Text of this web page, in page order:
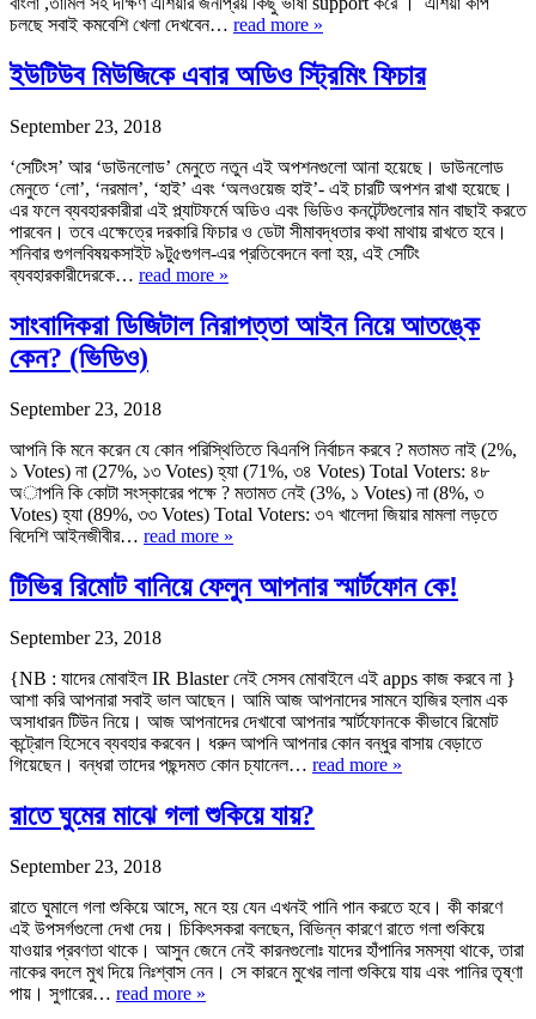
চলছে সবাই কমবেশি খেলা দেখবেন… read more »
ইউটিউব মিউজিকে এবার অডিও স্ট্রিমিং ফিচার
September 23, 2018
‘সেটিংস’ আর ‘ডাউনলোড’ মেনুতে নতুন এই অপশনগুলো আনা হয়েছে। ডাউনলোড
মেনুতে ‘লো’, ‘নরমাল’, ‘হাই’ এবং ‘অলওয়েজ হাই’- এই চারটি অপশন রাখা হয়েছে।
এর ফলে ব্যবহারকারীরা এই প্ল্যাটফর্মে অডিও এবং ভিডিও কনটেন্টগুলোর মান বাছাই করতে
পারবেন। তবে এক্ষেত্রে দরকারি ফিচার ও ডেটা সীমাবদ্ধতার কথা মাথায় রাখতে হবে।
শনিবার গুগলবিষয়কসাইট ৯টু৫গুগল-এর প্রতিবেদনে বলা হয়, এই সেটিং
ব্যবহারকারীদেরকে… read more »
সাংবাদিকরা ডিজিটাল নিরাপত্তা আইন নিয়ে আতঙ্কে
কেন? (ভিডিও)
September 23, 2018
আপনি কি মনে করেন যে কোন পরিস্থিতিতে বিএনপি নির্বাচন করবে ? মতামত নাই (2%,
১ Votes) না (27%, ১৩ Votes) হ্যা (71%, ৩৪ Votes) Total Voters: ৪৮
অাপনি কি কোটা সংস্কারের পক্ষে ? মতামত নেই (3%, ১ Votes) না (8%, ৩
Votes) হ্যা (89%, ৩৩ Votes) Total Voters: ৩৭ খালেদা জিয়ার মামলা লড়তে
বিদেশি আইনজীবীর… read more »
টিভির রিমোট বানিয়ে ফেলুন আপনার স্মার্টফোন কে!
September 23, 2018
{NB : যাদের মোবাইল IR Blaster নেই সেসব মোবাইলে এই apps কাজ করবে না }
আশা করি আপনারা সবাই ভাল আছেন। আমি আজ আপনাদের সামনে হাজির হলাম এক
অসাধারন টিউন নিয়ে। আজ আপনাদের দেখাবো আপনার স্মার্টফোনকে কীভাবে রিমোট
কন্ট্রোল হিসেবে ব্যবহার করবেন। ধরুন আপনি আপনার কোন বন্ধুর বাসায় বেড়াতে
গিয়েছেন। বন্ধরা তাদের পছন্দমত কোন চ্যানেল… read more »
রাতে ঘুমের মাঝে গলা শুকিয়ে যায়?
September 23, 2018
রাতে ঘুমালে গলা শুকিয়ে আসে, মনে হয় যেন এখনই পানি পান করতে হবে। কী কারণে
এই উপসর্গগুলো দেখা দেয়। চিকিৎসকরা বলছেন, বিভিন্ন কারণে রাতে গলা শুকিয়ে
যাওয়ার প্রবণতা থাকে। আসুন জেনে নেই কারনগুলোঃ যাদের হাঁপানির সমস্যা থাকে, তারা
নাকের বদলে মুখ দিয়ে নিঃশ্বাস নেন। সে কারনে মুখের লালা শুকিয়ে যায় এবং পানির তৃষ্ণা
পায়। সুগারের… read more »